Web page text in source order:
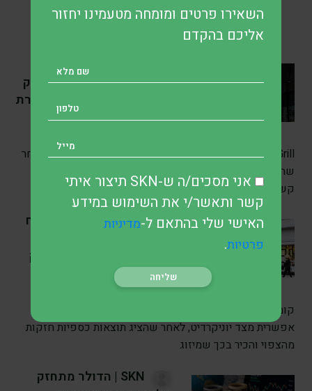
SKN | מניית Chipotle
ממשיכה לרדת לאחר שספק
פלפלי חלפיניו נקשר לחקירת
התפרצות סלמונלה
Chipotle Mexican Grill עמדה תחת לחץ מכירות מחודש לאחר
שחשפה כי אחד מספקי פלפלי החלפיניו שלה עשוי להיות
קשור להתפרצות
SKN | קומרצבנק פותח
לאחר זינוק ברווחים שחיזק
את עמדת המיקוח שלו
לפני 2 שעה •
קומרצבנק מאותת על גישה מפויסת יותר כלפי השתלטות
אפשרית מצד יוניקרדיט, לאחר שהציג תוצאות כספיות חזקות
מהצפוי והכיר בכך שמיזוג
SKN | הדולר מתחזק
השאירו פרטים ומומחה מטעמינו יחזור
אליכם בהקדם
אני מסכים/ה ש-SKN תיצור איתי
קשר ותאשר/י את השימוש במידע
האישי שלי בהתאם ל-מדיניות
פרטיות.